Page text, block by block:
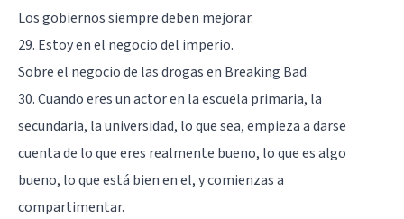
Los gobiernos siempre deben mejorar.
29. Estoy en el negocio del imperio.
Sobre el negocio de las drogas en Breaking Bad.
30. Cuando eres un actor en la escuela primaria, la
secundaria, la universidad, lo que sea, empieza a darse
cuenta de lo que eres realmente bueno, lo que es algo
bueno, lo que está bien en el, y comienzas a
compartimentar.